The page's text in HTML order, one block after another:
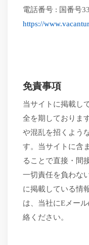
電話番号 : 国番号
https://
免責事項
当サイトに掲載し
全を期しておりま
や混乱を招くよう
す。 当サイトに含
ることで直接・間
一切責任を負わな
に掲載している情
は、当社にEメール
絡ください。